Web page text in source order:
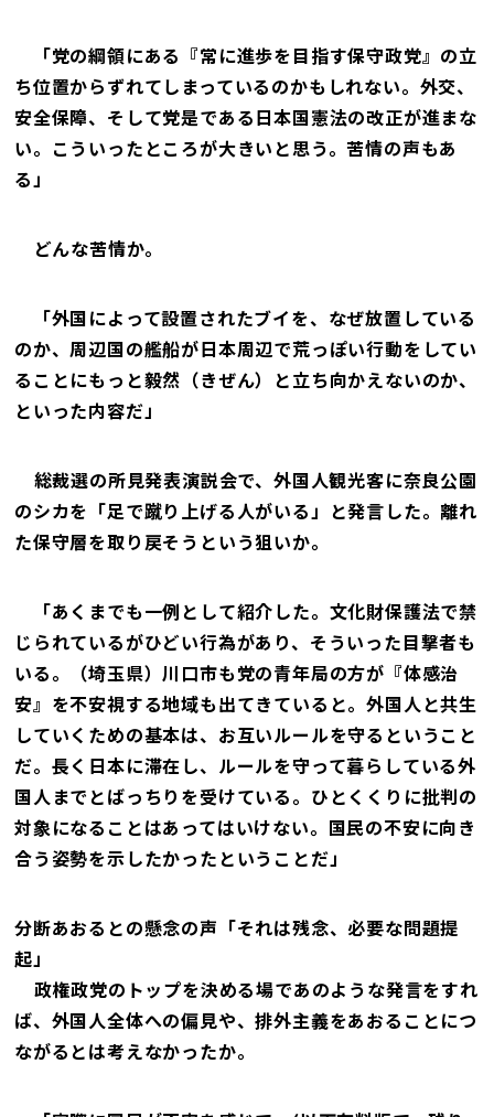
「党の綱領にある『常に進歩を目指す保守政党』の立
ち位置からずれてしまっているのかもしれない。外交、
安全保障、そして党是である日本国憲法の改正が進まな
い。こういったところが大きいと思う。苦情の声もあ
る」
――どんな苦情か。
「外国によって設置されたブイを、なぜ放置している
のか、周辺国の艦船が日本周辺で荒っぽい行動をしてい
ることにもっと毅然（きぜん）と立ち向かえないのか、
といった内容だ」
――総裁選の所見発表演説会で、外国人観光客に奈良公園
のシカを「足で蹴り上げる人がいる」と発言した。離れ
た保守層を取り戻そうという狙いか。
「あくまでも一例として紹介した。文化財保護法で禁
じられているがひどい行為があり、そういった目撃者も
いる。（埼玉県）川口市も党の青年局の方が『体感治
安』を不安視する地域も出てきていると。外国人と共生
していくための基本は、お互いルールを守るということ
だ。長く日本に滞在し、ルールを守って暮らしている外
国人までとばっちりを受けている。ひとくくりに批判の
対象になることはあってはいけない。国民の不安に向き
合う姿勢を示したかったということだ」
分断あおるとの懸念の声「それは残念、必要な問題提
起」
――政権政党のトップを決める場であのような発言をすれ
ば、外国人全体への偏見や、排外主義をあおることにつ
ながるとは考えなかったか。